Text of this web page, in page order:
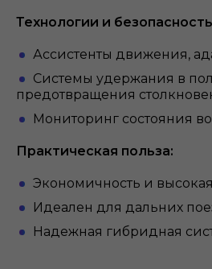
Технологии и
Ассистенты движения,
Системы удержания в
предотвращения
Мониторинг состояния
Практическая польза:
Экономичность и
Идеален для дальних
Надежная гибридная